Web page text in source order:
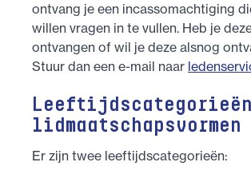
ontvang je een incassomachtiging
willen vragen in te vullen. Heb je
ontvangen of wil je deze alsnog
Stuur dan een e-mail naar
lidmaatschapsvormen
Er zijn twee leeftijdscategorieën: